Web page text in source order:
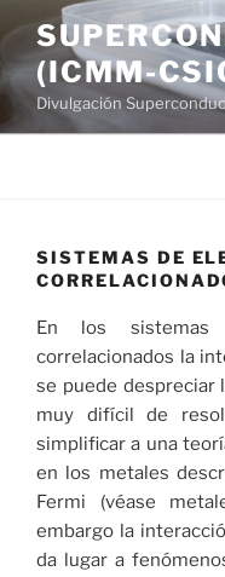
contenido(ICMM-
Divulgación
SISTEMAS DE
En los sistemas
correlacionados la
se puede despreciar
muy difícil de
simplificar a una
en los metales
Fermi (véase
embargo la
da lugar a